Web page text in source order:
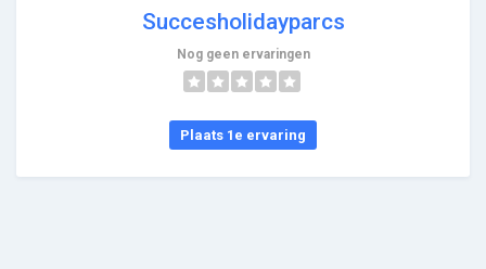
Succesholidayparcs
Nog geen ervaringen
Plaats 1e ervaring